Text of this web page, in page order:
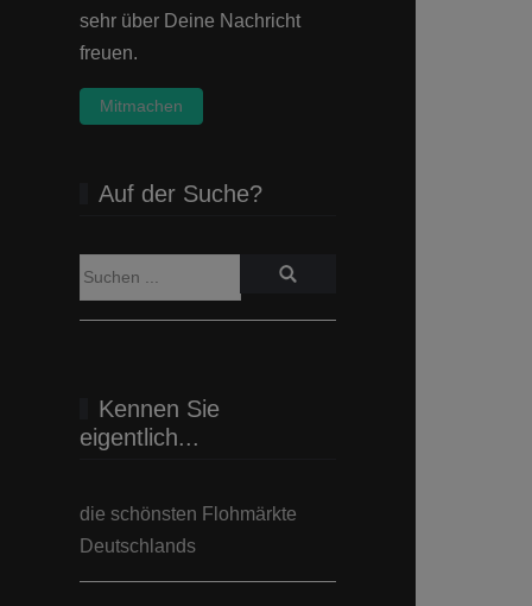
sehr über Deine Nachricht
freuen.
Mitmachen
Auf der Suche?
Kennen Sie
eigentlich...
die schönsten Flohmärkte
Deutschlands